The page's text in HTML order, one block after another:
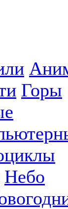
Горы
Небо